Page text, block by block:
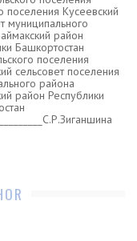
поселения Кусеевский
муниципального
район
Башкортостан
поселения
сельсовет поселения
района
район Республики